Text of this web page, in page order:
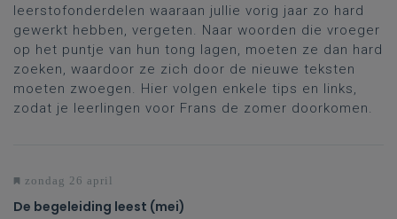
leerstofonderdelen waaraan jullie vorig jaar zo hard
gewerkt hebben, vergeten. Naar woorden die vroeger
op het puntje van hun tong lagen, moeten ze dan hard
zoeken, waardoor ze zich door de nieuwe teksten
moeten zwoegen. Hier volgen enkele tips en links,
zodat je leerlingen voor Frans de zomer doorkomen.
zondag 26 april
De begeleiding leest (mei)